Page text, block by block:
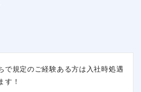
で規定のご経験ある方は入社時処遇
す！